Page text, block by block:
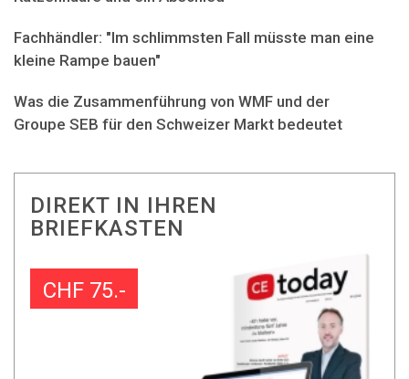
Fachhändler: "Im schlimmsten Fall müsste man eine
kleine Rampe bauen"
Was die Zusammenführung von WMF und der
Groupe SEB für den Schweizer Markt bedeutet
DIREKT IN IHREN
BRIEFKASTEN
CHF 75.-